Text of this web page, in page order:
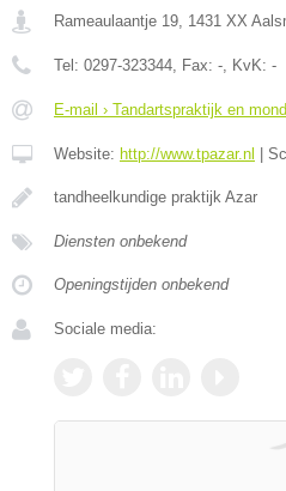
Rameaulaantje 19, 1431 XX
Tel: 0297-323344, Fax: -, KvK: -
E-mail › Tandartspraktijk en
Website: http://www.tpazar.nl
tandheelkundige praktijk Azar
Diensten onbekend
Openingstijden onbekend
Sociale media: